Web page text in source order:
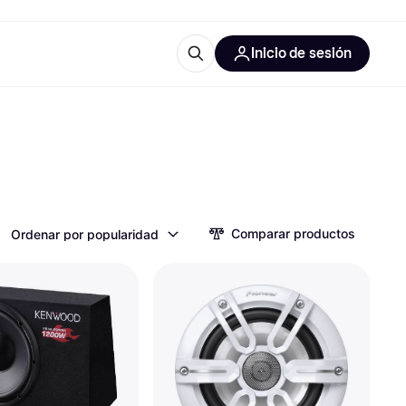
categorías
Inicio de sesión
Ordenar por popularidad Comparar productos